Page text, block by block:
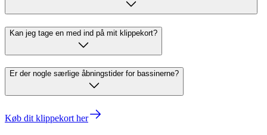
Kan jeg tage en med ind på mit klippekort?
Er der nogle særlige åbningstider for bassinerne?
Køb dit klippekort her